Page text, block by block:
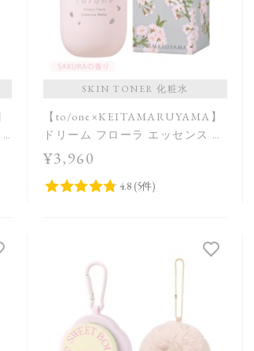
SKIN TONER 化粧水
【to/one×KEITAMARUYAMA】
ドリーム フローラ エッセンス ウ
ォーター SAKURA in Bloom＜限
定品＞
¥3,960